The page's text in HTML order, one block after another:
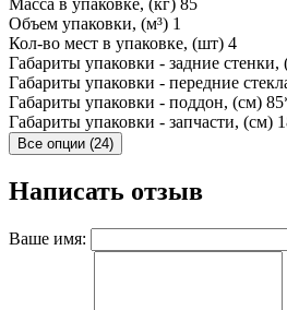
Масса в упаковке, (кг) 85
Объем упаковки, (м³) 1
Кол-во мест в упаковке, (шт) 4
Габариты упаковки - задние стенки,
Габариты упаковки - передние
Габариты упаковки - поддон, (см)
Габариты упаковки - запчасти, (см)
Все опции (24)
Написать отзыв
Ваше имя: